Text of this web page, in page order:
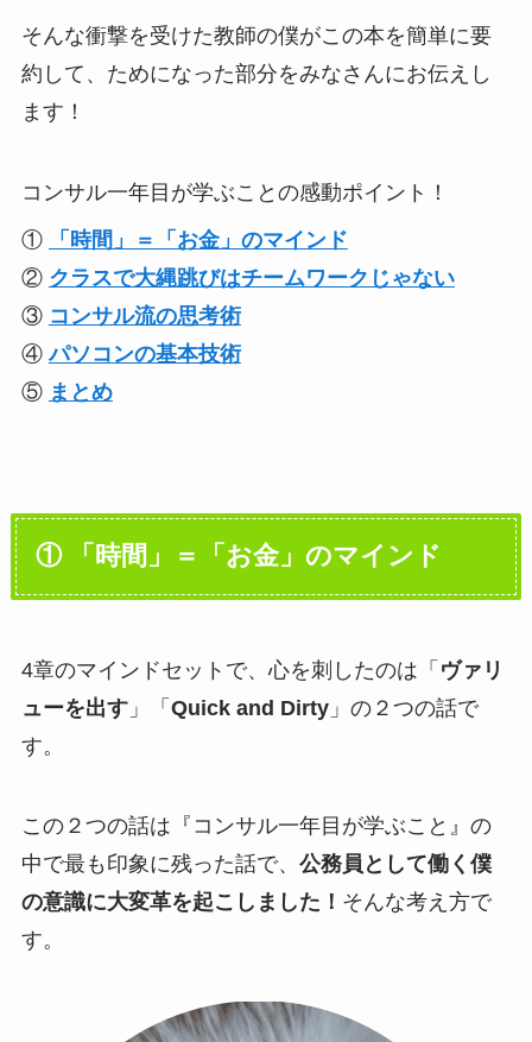
そんな衝撃を受けた教師の僕がこの本を簡単に要
約して、ためになった部分をみなさんにお伝えし
ます！
コンサル一年目が学ぶことの感動ポイント！
①
「時間」＝「お金」のマインド
② クラスで大縄跳びはチームワークじゃない
③ コンサル流の思考術
④ パソコンの基本技術
⑤ まとめ
① 「時間」＝「お金」のマインド
4章のマインドセットで、心を刺したのは「 ヴァリ
ューを出す」「 Quick and Dirty」の２つの話で
す。
この２つの話は『コンサル一年目が学ぶこと』の
中で最も印象に残った話で、 公務員として働く僕
の意識に大変革を起こしました！ そんな考え方で
す。